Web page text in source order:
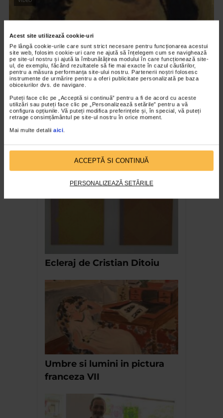
Acest site utilizează cookie-uri
Pe lângă cookie-urile care sunt strict necesare pentru funcționarea acestui
site web, folosim cookie-uri care ne ajută să înțelegem cum se navighează
pe site-ul nostru și ajută la îmbunătățirea modului în care funcționează site-
ul, de exemplu, făcând rezultatele să fie mai exacte în cazul căutărilor,
pentru a măsura performanța site-ului nostru. Partenerii noștri folosesc
instrumente de urmărire pentru a oferi publicitate personalizată pe baza
obiceiurilor dvs. de navigare.
Puteți face clic pe „Acceptă si continuă” pentru a fi de acord cu aceste
utilizări sau puteți face clic pe „Personalizează setările” pentru a vă
configura opțiunile. Vă puteți modifica preferințele și, în special, vă puteți
retrage consimțământul pe site-ul nostru în orice moment.
Mai multe detalii aici
ACCEPTĂ SI CONTINUĂ
PERSONALIZEAZĂ SETĂRILE
CLIPA DE ARTA
Nicolae Tonitza – Pictor al copiilor
RECOMANDĂRI
Ecleraj de Cristian Ditoiu
Umbre si lumini in pictura
franceza VII